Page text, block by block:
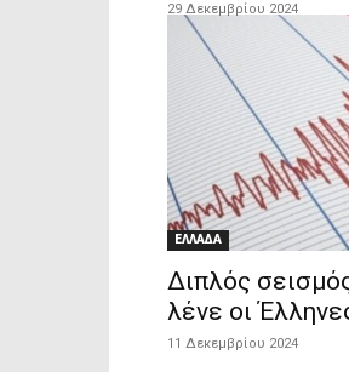
29 Δεκεμβρίου 2024
ΕΛΛΑΔΑ
Διπλός
λένε οι
11 Δεκεμβρίου 2024